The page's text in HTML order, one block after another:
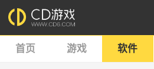
首页 游戏 软件